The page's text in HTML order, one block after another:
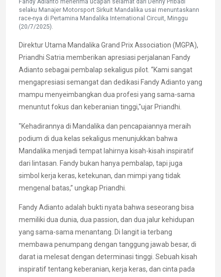
Fandy Adianto menerima ucapan selamat dari Denny Pribadi
selaku Manajer Motorsport Sirkuit Mandalika usai menuntaskann
race-nya di Pertamina Mandalika International Circuit, Minggu
(20/7/2025).
Direktur Utama Mandalika Grand Prix Association (MGPA),
Priandhi Satria memberikan apresiasi perjalanan Fandy
Adianto sebagai pembalap sekaligus pilot. “Kami sangat
mengapresiasi semangat dan dedikasi Fandy Adianto yang
mampu menyeimbangkan dua profesi yang sama-sama
menuntut fokus dan keberanian tinggi,"ujar Priandhi.
"Kehadirannya di Mandalika dan pencapaiannya meraih
podium di dua kelas sekaligus menunjukkan bahwa
Mandalika menjadi tempat lahirnya kisah-kisah inspiratif
dari lintasan. Fandy bukan hanya pembalap, tapi juga
simbol kerja keras, ketekunan, dan mimpi yang tidak
mengenal batas,” ungkap Priandhi.
Fandy Adianto adalah bukti nyata bahwa seseorang bisa
memiliki dua dunia, dua passion, dan dua jalur kehidupan
yang sama-sama menantang. Di langit ia terbang
membawa penumpang dengan tanggung jawab besar, di
darat ia melesat dengan determinasi tinggi. Sebuah kisah
inspiratif tentang keberanian, kerja keras, dan cinta pada